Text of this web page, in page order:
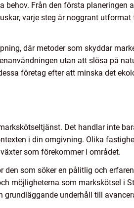
Från den första planeringen
varje steg är noggrant utformat
där metoder som skyddar
utan att slösa på
företag efter att minska det
Det handlar inte
i din omgivning. Olika
som förekommer i området.
som söker en pålitlig och
möjligheterna som markskötsel i
underhåll till